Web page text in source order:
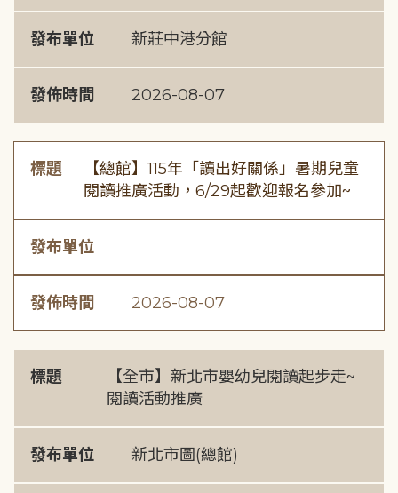
發布單位 新莊中港分館
發佈時間 2026-08-07
標題
【總館】115年「讀出好關係」暑期兒童
閱讀推廣活動，6/29起歡迎報名參加~
發布單位
發佈時間 2026-08-07
標題
【全市】新北市嬰幼兒閱讀起步走~
閱讀活動推廣
發布單位 新北市圖(總館)